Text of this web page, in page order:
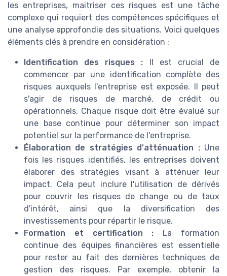
les entreprises, maitriser ces risques est une tâche
complexe qui requiert des compétences spécifiques et
une analyse approfondie des situations. Voici quelques
éléments clés à prendre en considération :
Identification des risques : Il est crucial de
commencer par une identification complète des
risques auxquels l'entreprise est exposée. Il peut
s'agir de risques de marché, de crédit ou
opérationnels. Chaque risque doit être évalué sur
une base continue pour déterminer son impact
potentiel sur la performance de l'entreprise.
Élaboration de stratégies d'atténuation :Une
fois les risques identifiés, les entreprises doivent
élaborer des stratégies visant à atténuer leur
impact. Cela peut inclure l'utilisation de dérivés
pour couvrir les risques de change ou de taux
d'intérêt, ainsi que la diversification des
investissements pour répartir le risque.
Formation et certification : La formation
continue des équipes financières est essentielle
pour rester au fait des dernières techniques de
gestion des risques. Par exemple, obtenir la